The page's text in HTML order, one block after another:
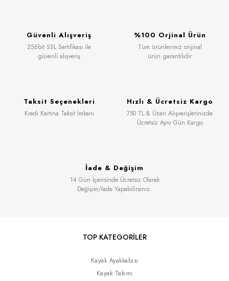
Güvenli Alışveriş
256bit SSL Sertifikası ile
güvenli alışveriş
%100 Orjinal Ürün
Tüm ürünlerimiz orijinal
ürün garantilidir
Taksit Seçenekleri
Kredi Kartına Taksit İmkanı
Hızlı & Ücretsiz Kargo
750 TL & Üzeri Alışverişlerinizde
Ücretsiz Aynı Gün Kargo
İade & Değişim
14 Gün İçerisinde Ücretsiz Olarak
Değişim/İade Yapabilirsiniz.
TOP KATEGORİLER
Kayak Ayakkabısı
Kayak Takımı